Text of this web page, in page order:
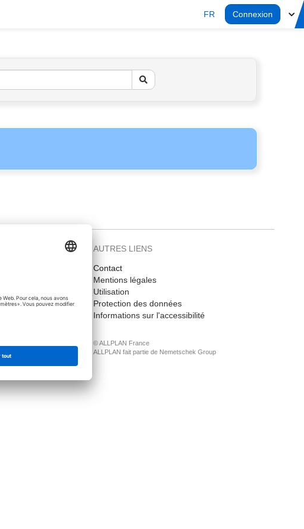
FR Connexion
AUTRES LIENS
Contact
Mentions légales
Utilisation
Protection des données
Informations sur l'accessibilité
© ALLPLAN France
ALLPLAN fait partie de Nemetschek Group